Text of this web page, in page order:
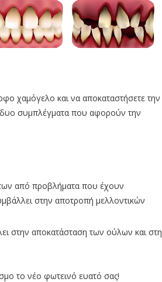
χαμόγελο και να αποκαταστήσετε την
συμπλέγματα που αφορούν την
από προβλήματα που έχουν
στην αποτροπή μελλοντικών
στην αποκατάσταση των ούλων και στη
το νέο φωτεινό ευατό σας!